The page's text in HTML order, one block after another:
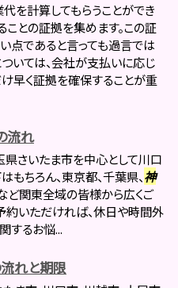
を計算してもらうことができ
ことの証拠を集めます。この証
点であると言っても過言では
いては、会社が支払いに応じ
早く証拠を確保することが重
流れ
さいたま市を中心として川口
ちろん、東京都、千葉県、神
ど関東全域の皆様から広くご
約いただければ、休日や時間外
するお悩...
れと期限